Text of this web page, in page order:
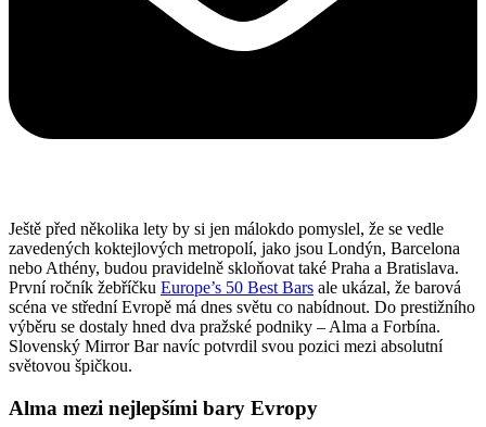
Ještě před několika lety by si jen málokdo pomyslel, že se vedle
zavedených koktejlových metropolí, jako jsou Londýn, Barcelona
nebo Athény, budou pravidelně skloňovat také Praha a Bratislava.
První ročník žebříčku Europe’s 50 Best Bars ale ukázal, že barová
scéna ve střední Evropě má dnes světu co nabídnout. Do prestižního
výběru se dostaly hned dva pražské podniky – Alma a Forbína.
Slovenský Mirror Bar navíc potvrdil svou pozici mezi absolutní
světovou špičkou.
Alma mezi nejlepšími bary Evropy